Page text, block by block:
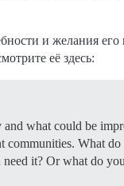
и желания его
её здесь:
what could be
communities. What
it? Or what do